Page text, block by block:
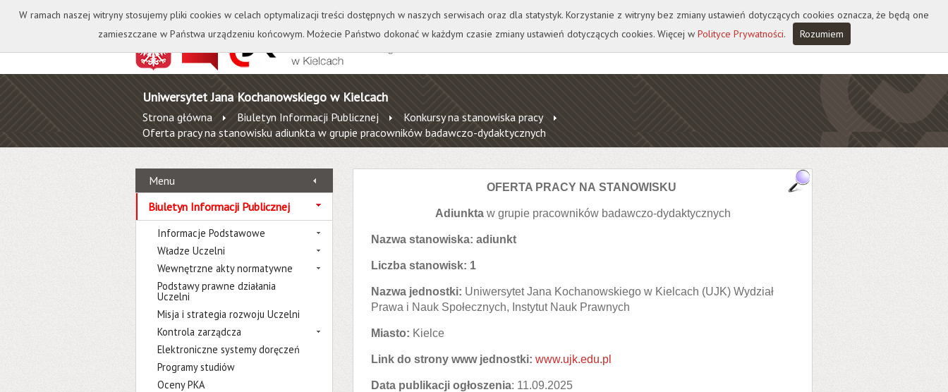
Kontakt Biblioteka Wydawnictwo Wirtualna Uczelnia A A A A
Uniwersytet Jana Kochanowskiego w Kielcach
Strona główna Biuletyn Informacji Publicznej
Konkursy na stanowiska pracy
Oferta pracy na stanowisku adiunkta w grupie pracowników badawczo-dydaktycznych
Menu
Biuletyn Informacji Publicznej
Informacje Podstawowe
Władze Uczelni
Wewnętrzne akty normatywne
Podstawy prawne działania
Uczelni
Misja i strategia rozwoju Uczelni
Kontrola zarządcza
Elektroniczne systemy doręczeń
Programy studiów
Oceny PKA
OFERTA PRACY NA STANOWISKU
Adiunktaw grupie pracowników badawczo-dydaktycznych
Nazwa stanowiska: adiunkt
Liczba stanowisk: 1
Nazwa jednostki: Uniwersytet Jana Kochanowskiego w Kielcach (UJK) Wydział
Prawa i Nauk Społecznych, Instytut Nauk Prawnych
Miasto: Kielce
Link do strony www jednostki: www.ujk.edu.pl
Data publikacji ogłoszenia: 11.09.2025
W ramach naszej witryny stosujemy pliki cookies w celach optymalizacji treści dostępnych w naszych serwisach oraz dla statystyk. Korzystanie z witryny bez zmiany ustawień dotyczących cookies oznacza, że będą one
zamieszczane w Państwa urządzeniu końcowym. Możecie Państwo dokonać w każdym czasie zmiany ustawień dotyczących cookies. Więcej w Polityce Prywatności. Rozumiem